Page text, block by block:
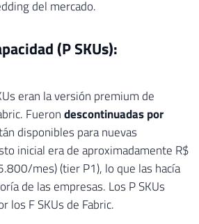
del mercado.
(P SKUs):
eran la versión premium de
Fuerondescontinuadas por
disponibles para nuevas
inicial era de aproximadamente R$
mes) (tier P1), lo que las hacía
de las empresas. Los P SKUs
los F SKUs de Fabric.